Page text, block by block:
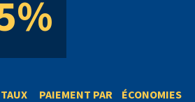
PAIEMENT PAR
ÉCONOMIES